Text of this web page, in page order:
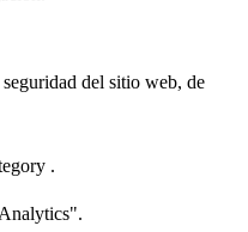
del sitio web, de
.